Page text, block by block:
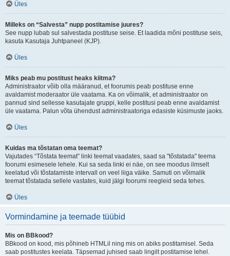
Üles
Milleks on “Salvesta” nupp postitamise juures?
See nupp lubab sul salvestada postituse seise. Et laadida mõni postituse seis,
kasuta Kasutaja Juhtpaneel (KJP).
Üles
Miks peab mu postitust heaks kiitma?
Administraator võib olla määranud, et foorumis peab postituse enne
avaldamist moderaator üle vaatama. Ka on võimalik, et administraator on
pannud sind sellesse kasutajate gruppi, kelle postitusi peab enne avaldamist
üle vaatama. Palun võta ühendust administraatoriga edasiste küsimuste jaoks.
Üles
Kuidas ma tõstatan oma teemat?
Vajutades “Tõstata teemat” linki teemat vaadates, saad sa "tõstatada" teema
foorumi esimesele lehele. Kui sa seda linki ei näe, on see moodus ilmselt
keelatud või tõstatamiste intervall on veel liiga väike. Samuti on võimalik
teemat tõstatada sellele vastates, kuid jälgi foorumi reegleid seda tehes.
Üles
Vormindamine ja teemade tüübid
Mis on BBkood?
BBkood on kood, mis põhineb HTMLil ning mis on abiks postitamisel. Seda
saab postitustes keelata. Täpsemad juhised saab lingilt postitamise lehel.